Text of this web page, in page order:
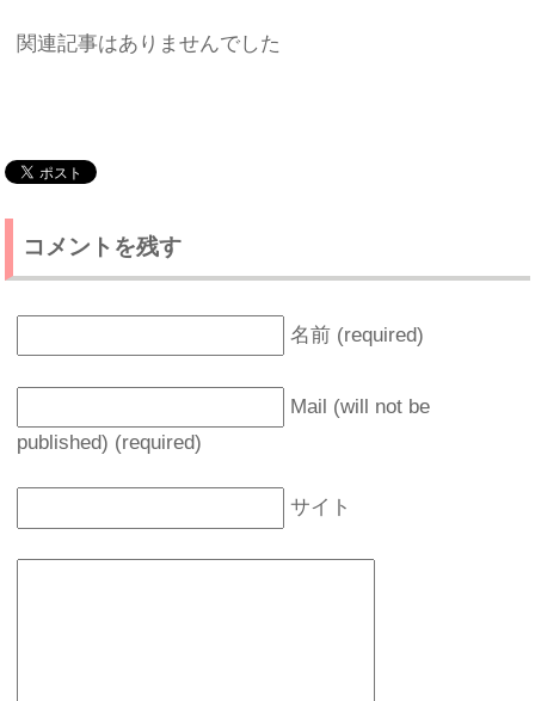
関連記事はありませんでした
コメントを残す
名前 (required)
Mail (will not be
published) (required)
サイト